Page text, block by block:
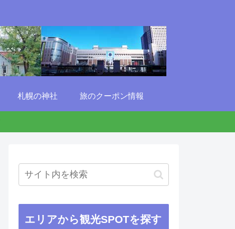
札幌の神社 旅のクーポン情報
エリアから観光SPOTを探す